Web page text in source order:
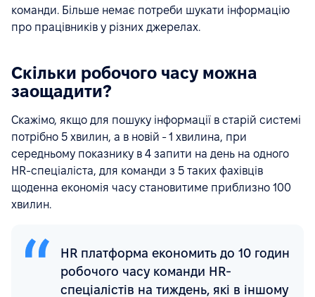
команди. Більше немає потреби шукати інформацію
про працівників у різних джерелах.
Скільки робочого часу можна
заощадити?
Скажімо, якщо для пошуку інформації в старій системі
потрібно 5 хвилин, а в новій - 1 хвилина, при
середньому показнику в 4 запити на день на одного
HR-спеціаліста, для команди з 5 таких фахівців
щоденна економія часу становитиме приблизно 100
хвилин.
HR платформа економить до 10 годин
робочого часу команди HR-
спеціалістів на тиждень, які в іншому